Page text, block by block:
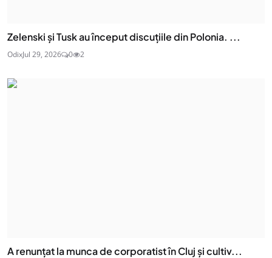
Zelenski și Tusk au început discuțiile din Polonia. ...
OdixJul 29, 2026 0 2
A renunțat la munca de corporatist în Cluj și cultiv...